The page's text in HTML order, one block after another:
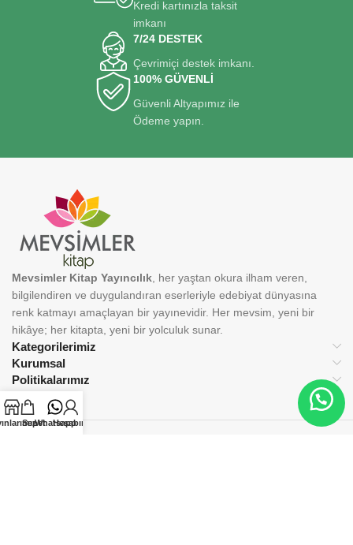
Kredi kartınızla taksit
imkanı
7/24 DESTEK
Çevrimiçi destek imkanı.
100% GÜVENLİ
Güvenli Altyapımız ile
Ödeme yapın.
Kategorilerimiz
Kurumsal
Politikalarımız
Mevsimler Kitap Yayıncılık , her yaştan okura ilham veren,
bilgilendiren ve duygulandıran eserleriyle edebiyat dünyasına
renk katmayı amaçlayan bir yayınevidir. Her mevsim, yeni bir
hikâye; her kitapta, yeni bir yolculuk sunar.
SepetWhatsapp
Hesabım